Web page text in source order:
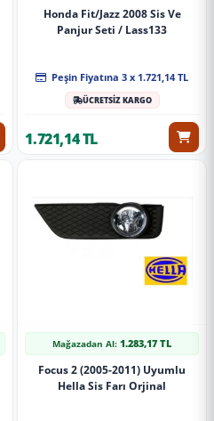
Honda Fit/Jazz 2008 Sis Ve
Panjur Seti / Lass133
Peşin Fiyatına 3 x 1.721,14 TL
ÜCRETSİZ KARGO
1.721,14 TL
Mağazadan Al:1.283,17 TL
Focus 2 (2005-2011) Uyumlu
Hella Sis Farı Orjinal